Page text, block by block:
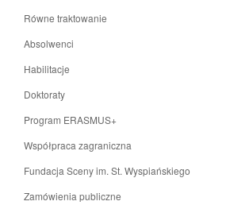
Równe traktowanie
Absolwenci
Habilitacje
Doktoraty
Program ERASMUS+
Współpraca zagraniczna
Fundacja Sceny im. St. Wyspiańskiego
Zamówienia publiczne